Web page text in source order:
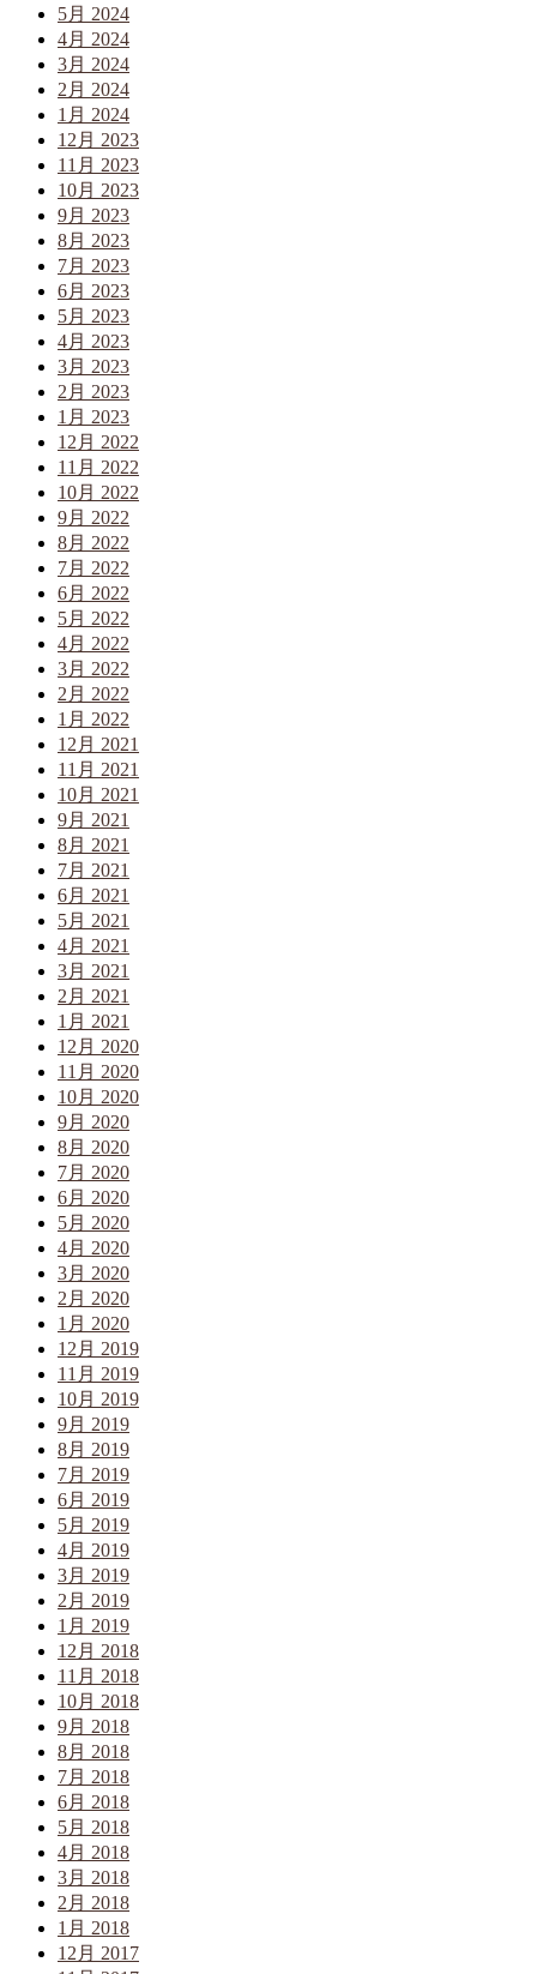
5月 2024
4月 2024
3月 2024
2月 2024
1月 2024
12月 2023
11月 2023
10月 2023
9月 2023
8月 2023
7月 2023
6月 2023
5月 2023
4月 2023
3月 2023
2月 2023
1月 2023
12月 2022
11月 2022
10月 2022
9月 2022
8月 2022
7月 2022
6月 2022
5月 2022
4月 2022
3月 2022
2月 2022
1月 2022
12月 2021
11月 2021
10月 2021
9月 2021
8月 2021
7月 2021
6月 2021
5月 2021
4月 2021
3月 2021
2月 2021
1月 2021
12月 2020
11月 2020
10月 2020
9月 2020
8月 2020
7月 2020
6月 2020
5月 2020
4月 2020
3月 2020
2月 2020
1月 2020
12月 2019
11月 2019
10月 2019
9月 2019
8月 2019
7月 2019
6月 2019
5月 2019
4月 2019
3月 2019
2月 2019
1月 2019
12月 2018
11月 2018
10月 2018
9月 2018
8月 2018
7月 2018
6月 2018
5月 2018
4月 2018
3月 2018
2月 2018
1月 2018
12月 2017